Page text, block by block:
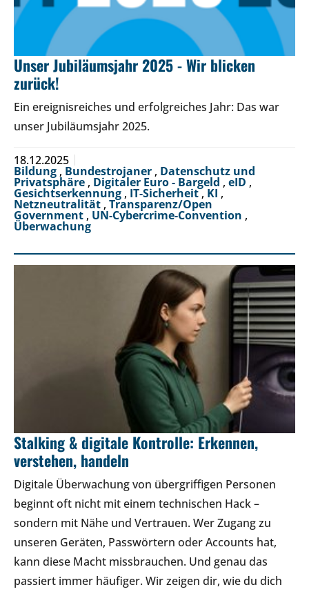
Unser Jubiläumsjahr 2025 - Wir blicken
zurück!
Ein ereignisreiches und erfolgreiches Jahr: Das war
unser Jubiläumsjahr 2025.
18.12.2025
Bildung , Bundestrojaner , Datenschutz und
Privatsphäre , Digitaler Euro - Bargeld , eID ,
Gesichtserkennung , IT-Sicherheit, KI ,
Netzneutralität , Transparenz/Open
Government , UN-Cybercrime-Convention ,
Überwachung
Stalking & digitale Kontrolle: Erkennen,
verstehen, handeln
Digitale Überwachung von übergriffigen Personen
beginnt oft nicht mit einem technischen Hack –
sondern mit Nähe und Vertrauen. Wer Zugang zu
unseren Geräten, Passwörtern oder Accounts hat,
kann diese Macht missbrauchen. Und genau das
passiert immer häufiger. Wir zeigen dir, wie du dich